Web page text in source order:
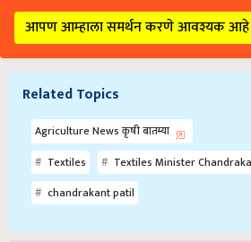
आपण आम्हाला समर्थन करणे आवश्यक
Related Topics
Agriculture News कृषी बातम्या
Textiles
Textiles Minister
chandrakant patil